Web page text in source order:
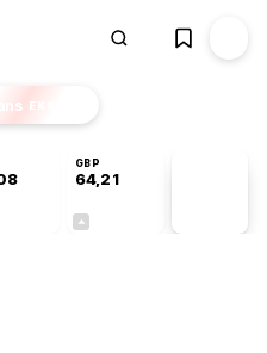
EKSTRA
GBP
64,21